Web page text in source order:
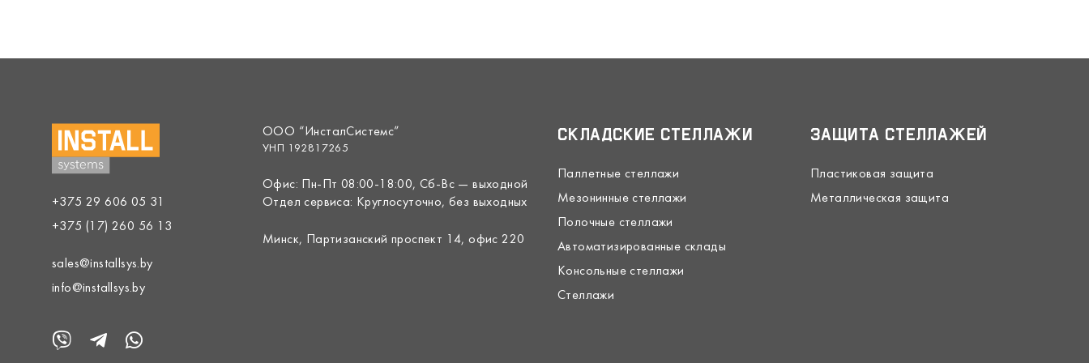
+375 29 606 05 31
+375 (17) 260 56 13
sales@installsys.by
info@installsys.by
ООО “ИнсталСистемс”
УНП 192817265
Офис: Пн-Пт 08:00-18:00, Сб-Вс — выходной
Отдел сервиса: Круглосуточно, без выходных
Минск, Партизанский проспект 14, офис 220
Складские стеллажи
Паллетные стеллажи
Мезонинные стеллажи
Полочные стеллажи
Автоматизированные склады
Консольные стеллажи
Стеллажи
Защита стеллажей
Пластиковая защита
Металлическая защита